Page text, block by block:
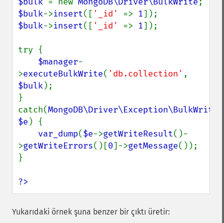
$bulk->insert([ '_id' => 1
$bulk->insert([ '_id' => 1]);
try {
$manager-
>executeBulkWrite( 'db.collection'
$bulk);
}
catch(
$e ) {
var_dump($e->getWriteResult()-
>getWriteErrors()[0]->getMessage());
}
?>
Yukarıdaki örnek şuna benzer bir çıktı üretir: